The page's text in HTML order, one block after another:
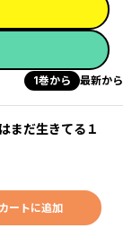
1巻から 最新から
まだ生きてる１
カートに追加